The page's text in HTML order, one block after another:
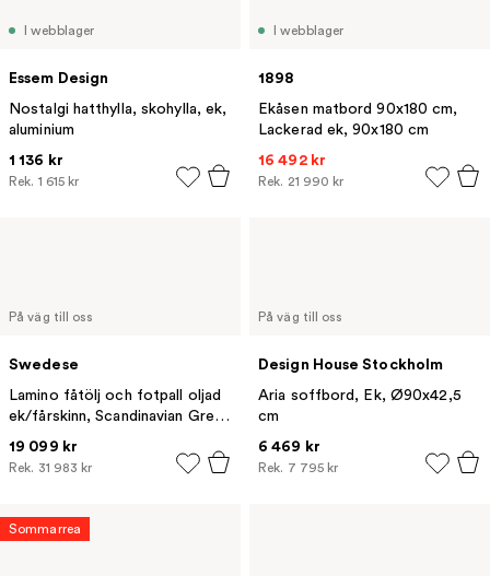
I webblager
Essem Design
Nostalgi hatthylla, skohylla, ek,
aluminium
1 136 kr
Rek. 1 615 kr
I webblager
1898
Ekåsen matbord 90x180 cm,
Lackerad ek, 90x180 cm
16 492 kr
Rek. 21 990 kr
På väg till oss
Swedese
Lamino fåtölj och fotpall oljad
ek/fårskinn, Scandinavian Grey
19 099 kr
Rek. 31 983 kr
På väg till oss
Design House Stockholm
Aria soffbord, Ek, Ø90x42,5
cm
6 469 kr
Rek. 7 795 kr
Sommarrea